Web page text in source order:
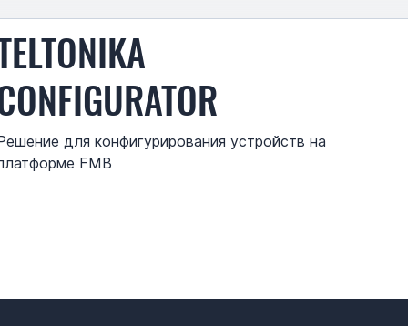
для конфигурирования устройств на
FMB